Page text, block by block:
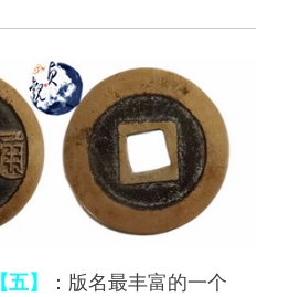
【五】
：版名最丰富的一个